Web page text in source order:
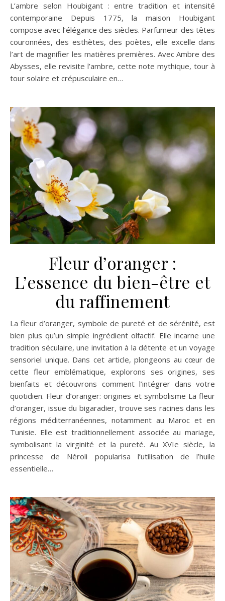
L’ambre selon Houbigant : entre tradition et intensité
contemporaine Depuis 1775, la maison Houbigant
compose avec l’élégance des siècles. Parfumeur des têtes
couronnées, des esthètes, des poètes, elle excelle dans
l’art de magnifier les matières premières. Avec Ambre des
Abysses, elle revisite l’ambre, cette note mythique, tour à
tour solaire et crépusculaire en…
Fleur d’oranger :
L’essence du bien-être et
du raffinement
La fleur d’oranger, symbole de pureté et de sérénité, est
bien plus qu’un simple ingrédient olfactif. Elle incarne une
tradition séculaire, une invitation à la détente et un voyage
sensoriel unique. Dans cet article, plongeons au cœur de
cette fleur emblématique, explorons ses origines, ses
bienfaits et découvrons comment l’intégrer dans votre
quotidien. Fleur d’oranger: origines et symbolisme La fleur
d’oranger, issue du bigaradier, trouve ses racines dans les
régions méditerranéennes, notamment au Maroc et en
Tunisie. Elle est traditionnellement associée au mariage,
symbolisant la virginité et la pureté. Au XVIe siècle, la
princesse de Néroli popularisa l’utilisation de l’huile
essentielle…